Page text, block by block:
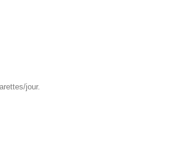
jour.